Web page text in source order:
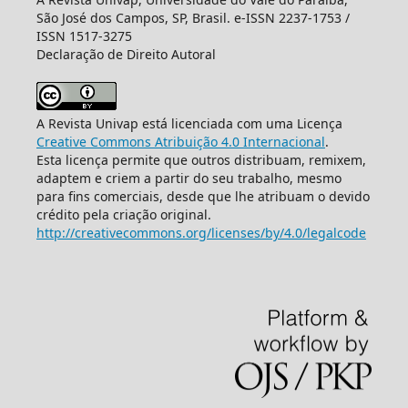
São José dos Campos, SP, Brasil. e-ISSN 2237-1753 /
ISSN 1517-3275
Declaração de Direito Autoral
A Revista Univap está licenciada com uma Licença
Creative Commons Atribuição 4.0 Internacional.
Esta licença permite que outros distribuam, remixem,
adaptem e criem a partir do seu trabalho, mesmo
para fins comerciais, desde que lhe atribuam o devido
crédito pela criação original.
http://creativecommons.org/licenses/by/4.0/legalcode